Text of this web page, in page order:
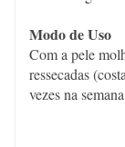
Modo de Uso
Com a pele
ressecadas
vezes na